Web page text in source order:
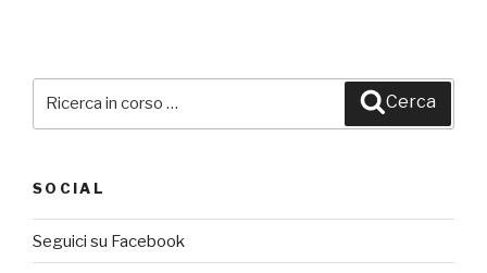
Cerca
SOCIAL
Seguici su Facebook